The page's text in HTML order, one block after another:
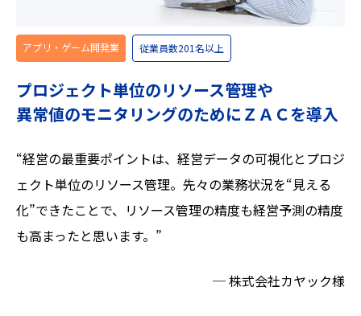
アプリ・ゲーム開発業 従業員数201名以上
プロジェクト単位のリソース管理や
異常値のモニタリングのためにＺＡＣを導入
“経営の最重要ポイントは、経営データの可視化とプロジ
ェクト単位のリソース管理。先々の業務状況を“見える
化”できたことで、リソース管理の精度も経営予測の精度
も高まったと思います。”
─ 株式会社カヤック様